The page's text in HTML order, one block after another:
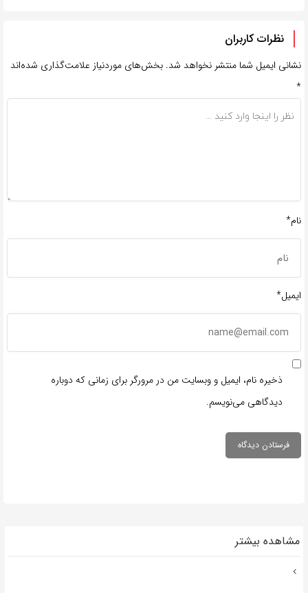
نظرات کاربران
نشانی ایمیل شما منتشر نخواهد شد. بخش‌های موردنیاز علامت‌گذاری شده‌اند
*
نام*
ایمیل*
ذخیره نام، ایمیل و وبسایت من در مرورگر برای زمانی که دوباره
دیدگاهی می‌نویسم.
مشاهده بیشتر